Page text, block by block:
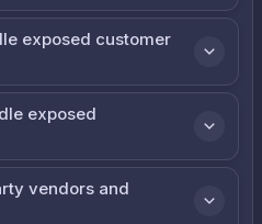
exposed customer
exposed
vendors and